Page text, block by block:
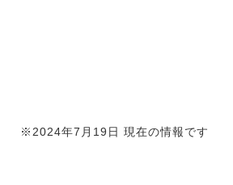
※2024年7月19日 現在の情報です